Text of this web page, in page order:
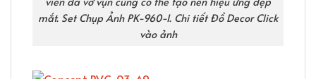
mắt. Set Chụp Ảnh PK-960-I. Chi tiết Đồ Decor Click
vào ảnh